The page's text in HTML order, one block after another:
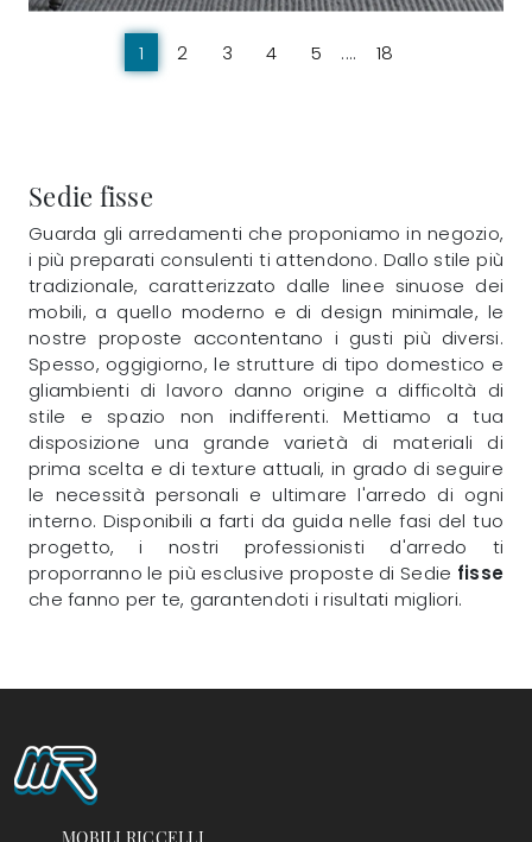
1 2 3 4 5 .... 18
Sedie fisse
Guarda gli arredamenti che proponiamo in negozio,
i più preparati consulenti ti attendono. Dallo stile più
tradizionale, caratterizzato dalle linee sinuose dei
mobili, a quello moderno e di design minimale, le
nostre proposte accontentano i gusti più diversi.
Spesso, oggigiorno, le strutture di tipo domestico e
gliambienti di lavoro danno origine a difficoltà di
stile e spazio non indifferenti. Mettiamo a tua
disposizione una grande varietà di materiali di
prima scelta e di texture attuali, in grado di seguire
le necessità personali e ultimare l'arredo di ogni
interno. Disponibili a farti da guida nelle fasi del tuo
progetto, i nostri professionisti d'arredo ti
proporranno le più esclusive proposte di Sedie fisse
che fanno per te, garantendoti i risultati migliori.